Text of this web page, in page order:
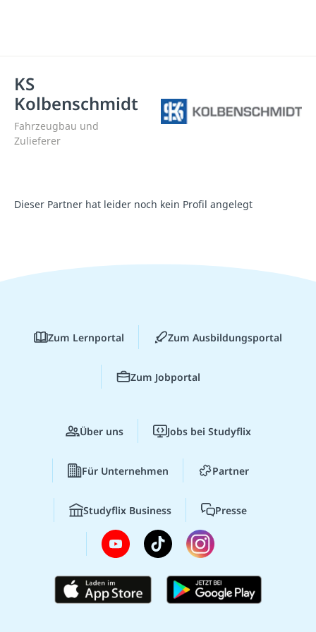
KS
Kolbenschmidt
Fahrzeugbau und
Zulieferer
Dieser Partner hat leider noch kein Profil angelegt
Zum Lernportal Zum Ausbildungsportal
Zum Jobportal
Über uns Jobs bei Studyflix
Für Unternehmen Partner
Studyflix Business Presse